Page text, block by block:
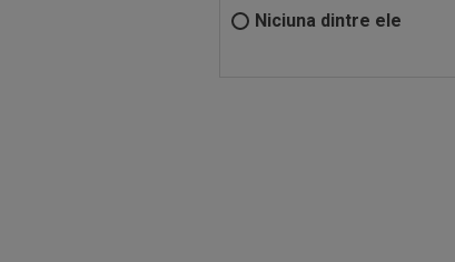
Niciuna dintre ele